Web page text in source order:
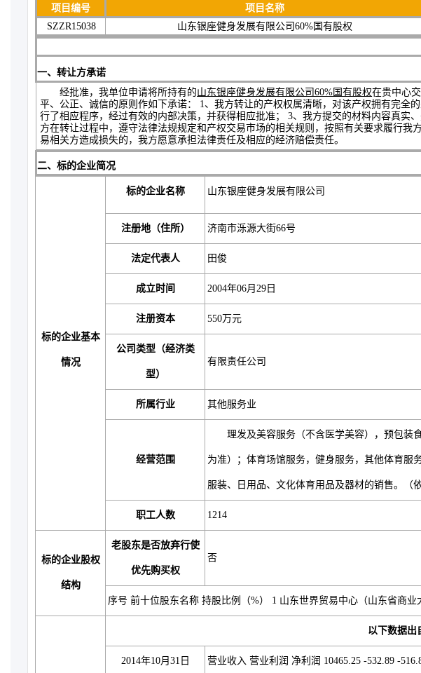
项目编号 项目名称
SZZR15038
山东银座健身发展有限公司60%国有股权
一、转让方承诺
经批准，我单位申请将所持有的山东银座健身发展有限公司60%国有股权在贵中心
平、公正、诚信的原则作如下承诺： 1、我方转让的产权权属清晰，对该产权拥有完全
行了相应程序，经过有效的内部决策，并获得相应批准； 3、我方提交的材料内容真实
方在转让过程中，遵守法律法规规定和产权交易市场的相关规则，按照有关要求履行
易相关方造成损失的，我方愿意承担法律责任及相应的经济赔偿责任。
二、标的企业简况
标的企业基本
情况
标的企业名称 山东银座健身发展有限公司
注册地（住所） 济南市泺源大街66号
法定代表人 田俊
成立时间 2004年06月29日
注册资本 550万元
公司类型（经济类
型）
有限责任公司
所属行业 其他服务业
经营范围
理发及美容服务（不含医学美容），预包装食
为准）；体育场馆服务，健身服务，其他体育服
服装、日用品、文化体育用品及器材的销售。（
职工人数 1214
标的企业股权
结构
老股东是否放弃行使
优先购买权
否
序号 前十位股东名称 持股比例（%） 1 山东世界贸易中心（山东省商业
以下数据出
2014年10月31日 营业收入 营业利润 净利润 10465.25 -532.89 -